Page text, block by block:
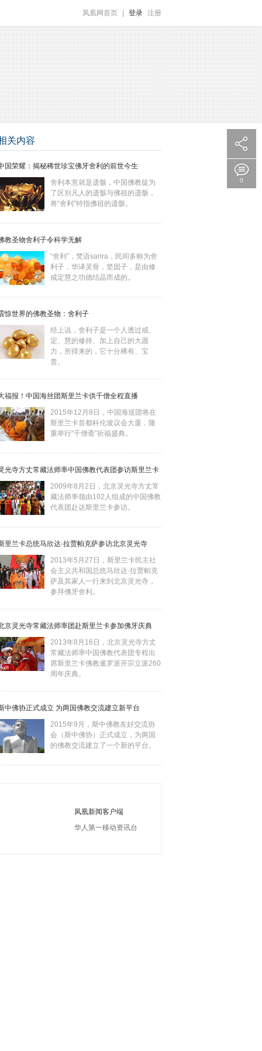
凤凰网首页 登录 注册
关内容
国荣耀：揭秘稀世珍宝佛牙舍利的前世今生
舍利本意就是遗骸，中国佛教徒为
了区别凡人的遗骸与佛祖的遗骸，
将“舍利”特指佛祖的遗骸。
教圣物舍利子令科学无解
“舍利”，梵语sarira，民间多称为舍
利子，华译灵骨，坚固子，是由修
戒定慧之功德结晶而成的。
惊世界的佛教圣物：舍利子
经上说，舍利子是一个人透过戒、
定、慧的修持、加上自己的大愿
力，所得来的，它十分稀有、宝
贵。
福报！中国海丝团斯里兰卡供千僧全程直播
2015年12月8日，中国海巡团将在
斯里兰卡首都科伦坡议会大厦，隆
重举行“千僧斋”祈福盛典。
光寺方丈常藏法师率中国佛教代表团参访斯里兰卡
2009年8月2日，北京灵光寺方丈常
藏法师率领由102人组成的中国佛教
代表团赴达斯里兰卡参访。
里兰卡总统马欣达·拉贾帕克萨参访北京灵光寺
2013年5月27日，斯里兰卡民主社
会主义共和国总统马欣达·拉贾帕克
萨及其家人一行来到北京灵光寺，
参拜佛牙舍利。
京灵光寺常藏法师率团赴斯里兰卡参加佛牙庆典
2013年8月16日，北京灵光寺方丈
常藏法师率中国佛教代表团专程出
席斯里兰卡佛教暹罗派开宗立派260
周年庆典。
中佛协正式成立 为两国佛教交流建立新平台
2015年9月，斯中佛教友好交流协
会（斯中佛协）正式成立，为两国
的佛教交流建立了一个新的平台。
凤凰新闻客户端
华人第一移动资讯台
0